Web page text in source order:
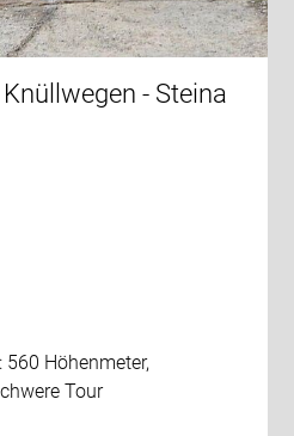
- Steina
560 Höhenmeter,
Tour